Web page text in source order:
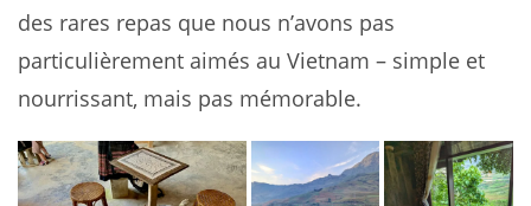
des rares repas que nous n’avons pas
particulièrement aimés au Vietnam – simple et
nourrissant, mais pas mémorable.